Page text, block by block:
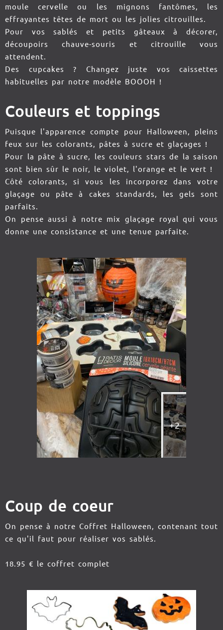
moule cervelle ou les mignons fantômes, les
effrayantes têtes de mort ou les jolies citrouilles.
Pour vos sablés et petits gâteaux à décorer,
découpoirs chauve-souris et citrouille vous
attendent.
Des cupcakes ? Changez juste vos caissettes
habituelles par notre modèle BOOOH !
Couleurs et toppings
Puisque l'apparence compte pour Halloween, pleins
feux sur les colorants, pâtes à sucre et glaçages !
Pour la pâte à sucre, les couleurs stars de la saison
sont bien sûr le noir, le violet, l'orange et le vert !
Côté colorants, si vous les incorporez dans votre
glaçage ou pâte à cakes standards, les gels sont
parfaits.
On pense aussi à notre mix glaçage royal qui vous
donne une consistance et une tenue parfaite.
+2
Coup de coeur
On pense à notre Coffret Halloween, contenant tout
ce qu'il faut pour réaliser vos sablés.
18.95 € le coffret complet